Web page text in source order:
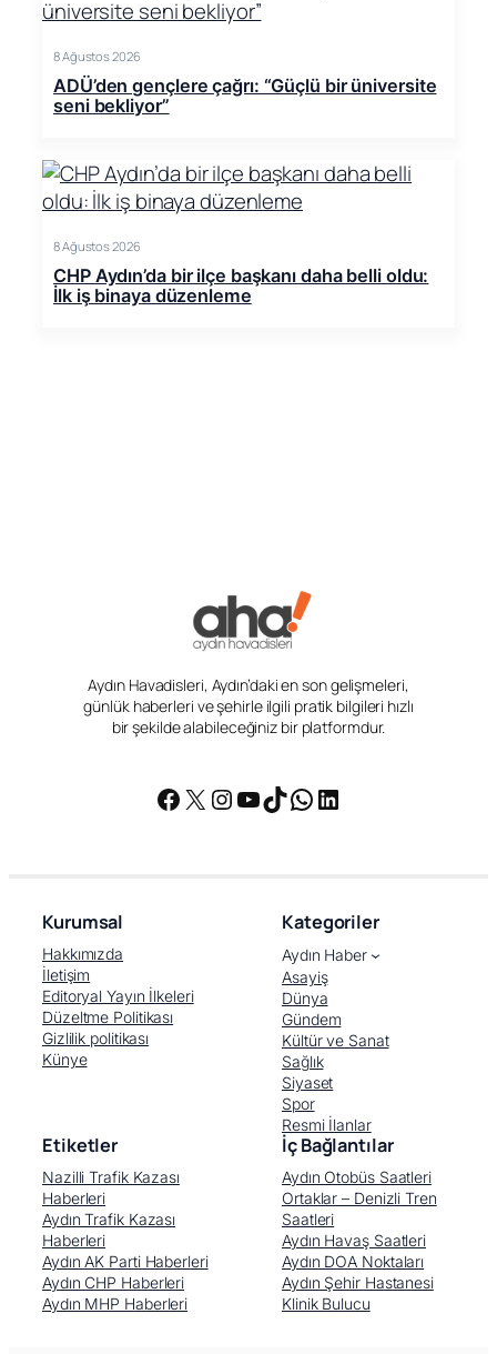
Facebook X (Twitter)
8 Ağustos 2026
ADÜ’den gençlere çağrı: “Güçlü bir üniversite
seni bekliyor”
8 Ağustos 2026
CHP Aydın’da bir ilçe başkanı daha belli oldu:
İlk iş binaya düzenleme
Aydın Havadisleri, Aydın’daki en son gelişmeleri,
günlük haberleri ve şehirle ilgili pratik bilgileri hızlı
bir şekilde alabileceğiniz bir platformdur.
Facebook
X Instagram
YouTube
TikTok
WhatsApp
LinkedIn
Kurumsal
Hakkımızda
İletişim
Editoryal Yayın İlkeleri
Düzeltme Politikası
Gizlilik politikası
Künye
Kategoriler
Aydın Haber
Asayiş
Dünya
Gündem
Kültür ve Sanat
Sağlık
Siyaset
Spor
Resmi İlanlar
Etiketler
Nazilli Trafik Kazası
Haberleri
Aydın Trafik Kazası
Haberleri
Aydın AK Parti Haberleri
Aydın CHP Haberleri
Aydın MHP Haberleri
İç Bağlantılar
Aydın Otobüs Saatleri
Ortaklar – Denizli Tren
Saatleri
Aydın Havaş Saatleri
Aydın DOA Noktaları
Aydın Şehir Hastanesi
Klinik Bulucu